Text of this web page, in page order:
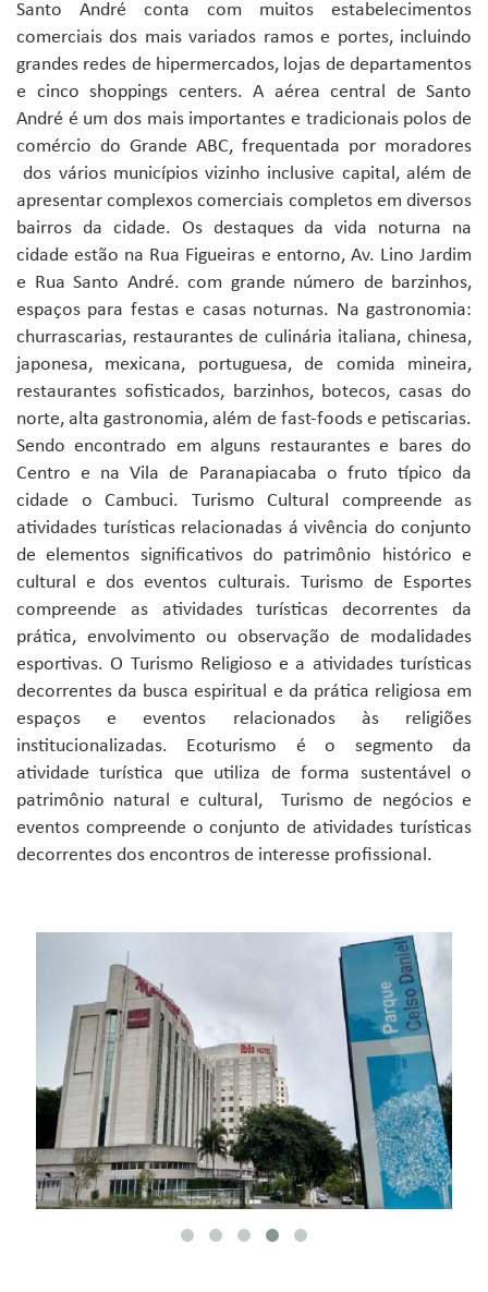
Santo André conta com muitos estabelecimentos
comerciais dos mais variados ramos e portes, incluindo
grandes redes de hipermercados, lojas de departamentos
e cinco shoppings centers. A aérea central de Santo
André é um dos mais importantes e tradicionais polos de
comércio do Grande ABC, frequentada por moradores
dos vários municípios vizinho inclusive capital, além de
apresentar complexos comerciais completos em diversos
bairros da cidade. Os destaques da vida noturna na
cidade estão na Rua Figueiras e entorno, Av. Lino Jardim
e Rua Santo André. com grande número de barzinhos,
espaços para festas e casas noturnas. Na gastronomia:
churrascarias, restaurantes de culinária italiana, chinesa,
japonesa, mexicana, portuguesa, de comida mineira,
restaurantes sofisticados, barzinhos, botecos, casas do
norte, alta gastronomia, além de fast-foods e petiscarias.
Sendo encontrado em alguns restaurantes e bares do
Centro e na Vila de Paranapiacaba o fruto típico da
cidade o Cambuci. Turismo Cultural compreende as
atividades turísticas relacionadas á vivência do conjunto
de elementos significativos do patrimônio histórico e
cultural e dos eventos culturais. Turismo de Esportes
compreende as atividades turísticas decorrentes da
prática, envolvimento ou observação de modalidades
esportivas. O Turismo Religioso e a atividades turísticas
decorrentes da busca espiritual e da prática religiosa em
espaços e eventos relacionados às religiões
institucionalizadas. Ecoturismo é o segmento da
atividade turística que utiliza de forma sustentável o
patrimônio natural e cultural, Turismo de negócios e
eventos compreende o conjunto de atividades turísticas
decorrentes dos encontros de interesse profissional.